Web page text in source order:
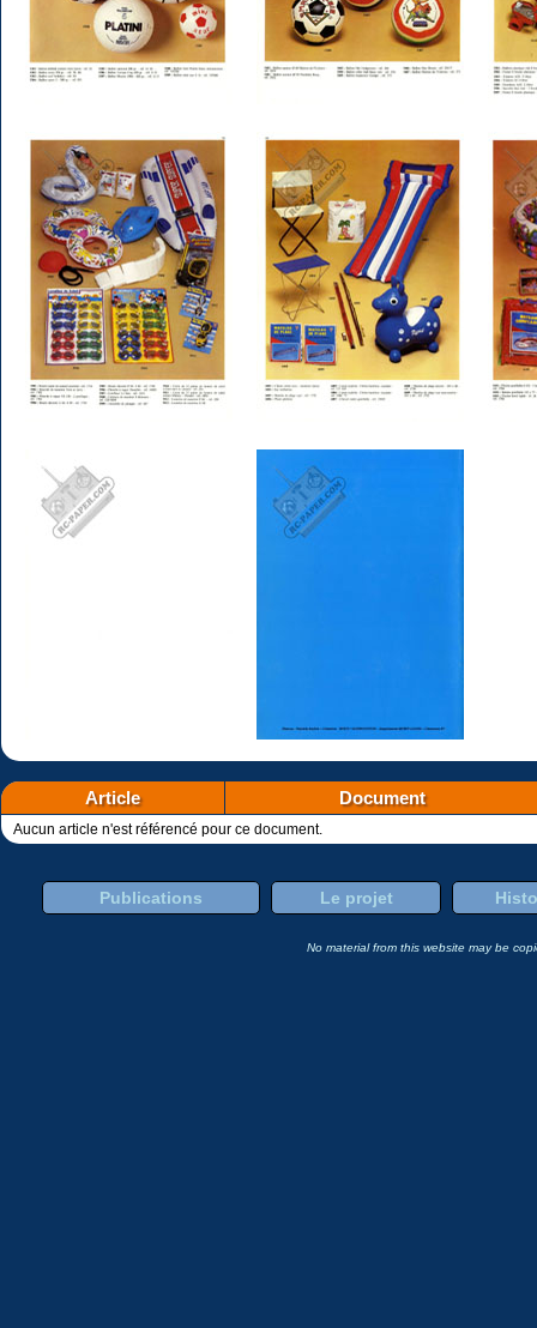
Article Document
Aucun article n'est référencé pour ce document.
Publications Le projet
No material from this website may be